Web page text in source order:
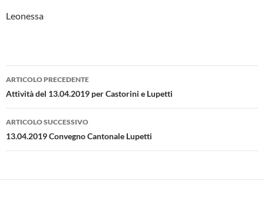
Leonessa
Navigazione
articolo
ARTICOLO PRECEDENTE
Attività del 13.04.2019 per Castorini e Lupetti
ARTICOLO SUCCESSIVO
13.04.2019 Convegno Cantonale Lupetti